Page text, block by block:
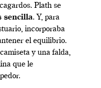
Plath se
sencilla. Y, para
incorporaba
el equilibrio.
y una falda,
que le